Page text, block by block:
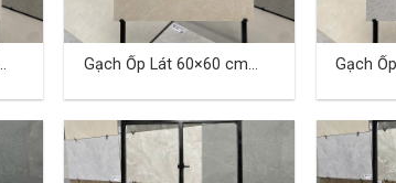
Gạch Ốp Lát 60×60 cm
Gạch